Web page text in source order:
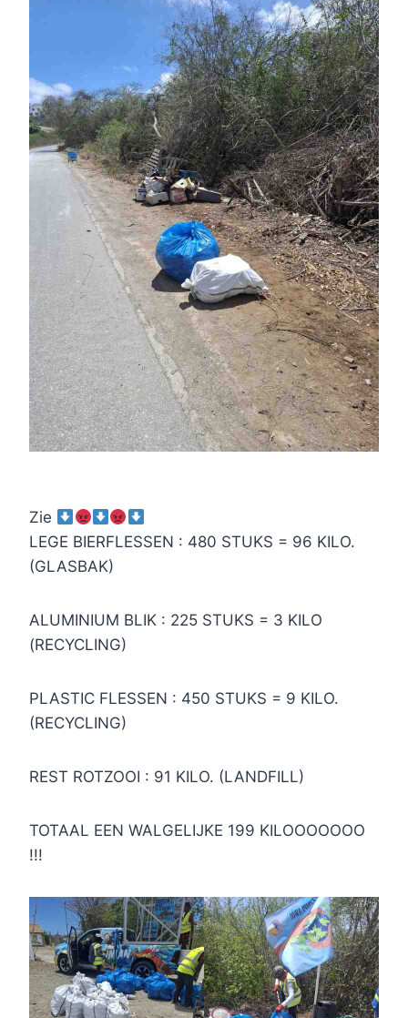
Zie
LEGE BIERFLESSEN : 480 STUKS = 96 KILO.
(GLASBAK)
ALUMINIUM BLIK : 225 STUKS = 3 KILO
(RECYCLING)
PLASTIC FLESSEN : 450 STUKS = 9 KILO.
(RECYCLING)
REST ROTZOOI : 91 KILO. (LANDFILL)
TOTAAL EEN WALGELIJKE 199 KILOOOOOOO
!!!